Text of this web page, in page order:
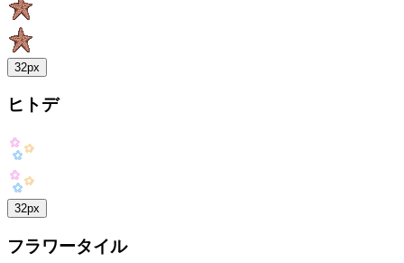
32px
ヒトデ
32px
フラワータイル